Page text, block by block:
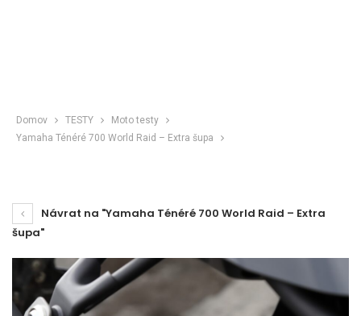
Domov TESTY
Moto testy
Yamaha Ténéré 700 World Raid – Extra šupa
Návrat na "Yamaha Ténéré 700 World Raid – Extra
šupa"